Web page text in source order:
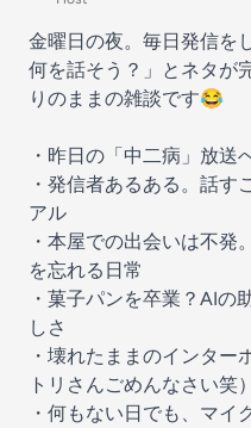
金曜日の夜。毎日発信を
何を話そう？」とネタが
りのままの雑談です😂
・昨日の「中二病」放送
・発信者あるある。話す
アル
・本屋での出会いは不
を忘れる日常
・菓子パンを卒業？AIの
しさ
・壊れたままのインター
トリさんごめんなさい笑）
・何もない日でも、マ